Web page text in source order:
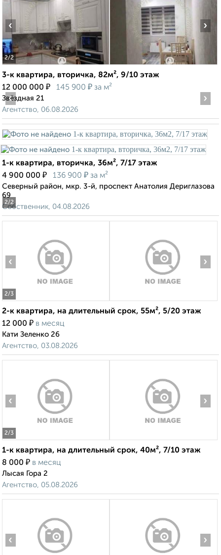
2/2
‹ ›
3-к квартира, вторичка, 82м², 9/10 этаж
12 000 000 ₽ 145 900 ₽ за м²
Звёздная 21
Агентство, 06.08.2026
2/2
‹ ›
1-к квартира, вторичка, 36м², 7/17 этаж
4 900 000 ₽ 136 900 ₽ за м²
Северный район, мкр. 3-й, проспект Анатолия Дериглазова
69
Собственник, 04.08.2026
2/3
‹ ›
2-к квартира, на длительный срок, 55м², 5/20 этаж
12 000 ₽ в месяц
Кати Зеленко 26
Агентство, 03.08.2026
2/3
‹ ›
1-к квартира, на длительный срок, 40м², 7/10 этаж
8 000 ₽ в месяц
Лысая Гора 2
Агентство, 05.08.2026
‹ ›